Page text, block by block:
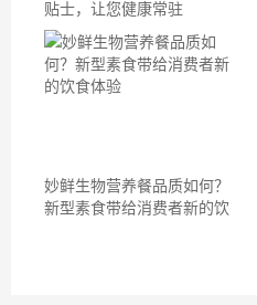
贴士，让您健康常驻
妙鲜生物营养餐品质如何？
新型素食带给消费者新的饮